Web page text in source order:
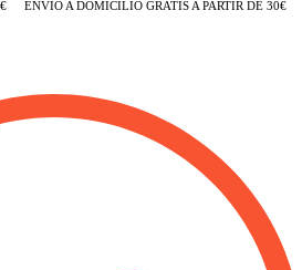
ENVÍO A DOMICILIO GRATIS A PARTIR DE 30€